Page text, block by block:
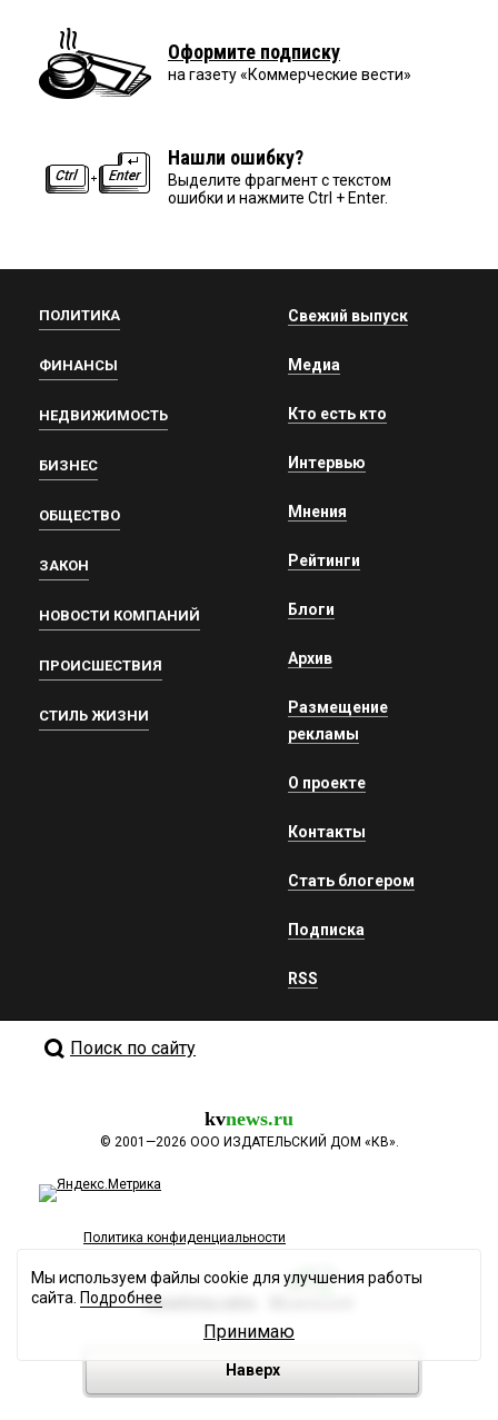
Оформите подписку
на газету «Коммерческие вести»
Нашли ошибку?
Выделите фрагмент с текстом
ошибки и нажмите Ctrl + Enter.
ПОЛИТИКА
ФИНАНСЫ
НЕДВИЖИМОСТЬ
БИЗНЕС
ОБЩЕСТВО
ЗАКОН
НОВОСТИ КОМПАНИЙ
ПРОИСШЕСТВИЯ
СТИЛЬ ЖИЗНИ
Свежий выпуск
Медиа
Кто есть кто
Интервью
Мнения
Рейтинги
Блоги
Архив
Размещение
рекламы
О проекте
Контакты
Стать блогером
Подписка
RSS
Поиск по сайту
kvnews.ru
© 2001—2026 ООО ИЗДАТЕЛЬСКИЙ ДОМ «КВ».
Политика конфиденциальности
Разработка сайта
Наверх
Мы используем файлы cookie для улучшения работы
сайта. Подробнее
Принимаю